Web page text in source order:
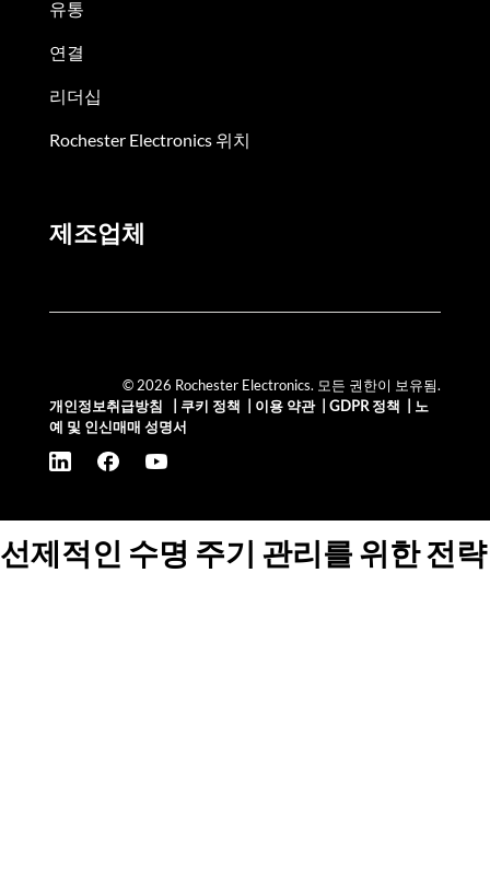
유통
연결
리더십
Rochester Electronics 위치
제조업체
© 2026 Rochester Electronics. 모든 권한이 보유됨.
개인정보취급방침
쿠키 정책 이용 약관| GDPR 정책
노
예 및 인신매매 성명서
선제적인 수명 주기 관리를 위한 전략